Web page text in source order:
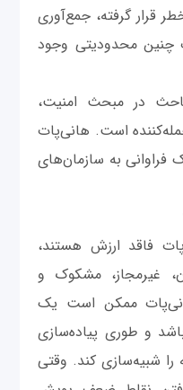
قرار گرفته، جمع‌آوری
چنین محدودیتی وجود
در مبحث امنیت،
است. هانی‌پات
فراوانی به سازمان‌های
فاقد ارزش هستند،
غیرمجاز، مشکوک و
ممکن است یک
و طوری پیاده‌سازی
شبیه‌سازی کند. وقتی